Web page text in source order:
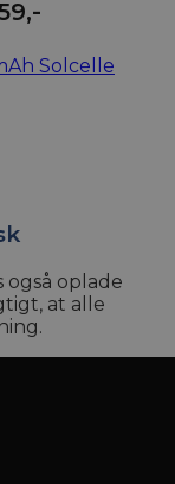
,-
Solcelle
også oplade
at alle